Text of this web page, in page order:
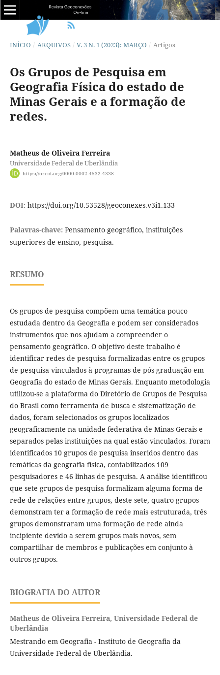
INÍCIO / ARQUIVOS / V. 3 N. 1 (2023): MARÇO / Artigos
Os Grupos de Pesquisa em
Geografia Física do estado de
Minas Gerais e a formação de
redes.
Matheus de Oliveira Ferreira
Universidade Federal de Uberlândia
https://orcid.org/0000-0002-4532-4338
DOI: https://doi.org/10.53528/geoconexes.v3i1.133
Palavras-chave: Pensamento geográfico, instituições
superiores de ensino, pesquisa.
RESUMO
Os grupos de pesquisa compõem uma temática pouco
estudada dentro da Geografia e podem ser considerados
instrumentos que nos ajudam a compreender o
pensamento geográfico. O objetivo deste trabalho é
identificar redes de pesquisa formalizadas entre os grupos
de pesquisa vinculados à programas de pós-graduação em
Geografia do estado de Minas Gerais. Enquanto metodologia
utilizou-se a plataforma do Diretório de Grupos de Pesquisa
do Brasil como ferramenta de busca e sistematização de
dados, foram selecionados os grupos localizados
geograficamente na unidade federativa de Minas Gerais e
separados pelas instituições na qual estão vinculados. Foram
identificados 10 grupos de pesquisa inseridos dentro das
temáticas da geografia física, contabilizados 109
pesquisadores e 46 linhas de pesquisa. A análise identificou
que sete grupos de pesquisa formalizam alguma forma de
rede de relações entre grupos, deste sete, quatro grupos
demonstram ter a formação de rede mais estruturada, três
grupos demonstraram uma formação de rede ainda
incipiente devido a serem grupos mais novos, sem
compartilhar de membros e publicações em conjunto à
outros grupos.
BIOGRAFIA DO AUTOR
Matheus de Oliveira Ferreira, Universidade Federal de
Uberlândia
Mestrando em Geografia - Instituto de Geografia da
Universidade Federal de Uberlândia.